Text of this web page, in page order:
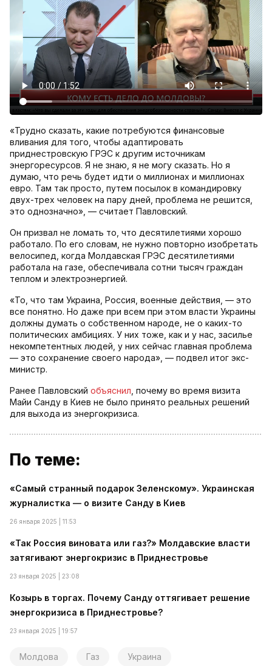
«Трудно сказать, какие потребуются финансовые
вливания для того, чтобы адаптировать
приднестровскую ГРЭС к другим источникам
энергоресурсов. Я не знаю, я не могу сказать. Но я
думаю, что речь будет идти о миллионах и миллионах
евро. Там так просто, путем посылок в командировку
двух-трех человек на пару дней, проблема не решится,
это однозначно», — считает Павловский.
Он призвал не ломать то, что десятилетиями хорошо
работало. По его словам, не нужно повторно изобретать
велосипед, когда Молдавская ГРЭС десятилетиями
работала на газе, обеспечивала сотни тысяч граждан
теплом и электроэнергией.
«То, что там Украина, Россия, военные действия, — это
все понятно. Но даже при всем при этом власти Украины
должны думать о собственном народе, не о каких-то
политических амбициях. У них тоже, как и у нас, засилье
некомпетентных людей, у них сейчас главная проблема
— это сохранение своего народа», — подвел итог экс-
министр.
Ранее Павловский объяснил , почему во время визита
Майи Санду в Киев не было принято реальных решений
для выхода из энергокризиса.
По теме:
«Самый странный подарок Зеленскому». Украинская
журналистка — о визите Санду в Киев
26 января 2025 | 11:53
«Так Россия виновата или газ?» Молдавские власти
затягивают энергокризис в Приднестровье
23 января 2025 | 23:08
Козырь в торгах. Почему Санду оттягивает решение
энергокризиса в Приднестровье?
23 января 2025 | 19:57
Молдова Газ Украина